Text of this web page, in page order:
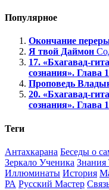
Популярное
Окончание
Я твой Даймон
17. «Бхагавад-
сознания». Глава
Проповедь
20. «Бхагавад-
сознания». Глава
Теги
Антахкарана Беседы о
Зеркало Ученика Знания
Иллюминаты История
РА Русский Мастер